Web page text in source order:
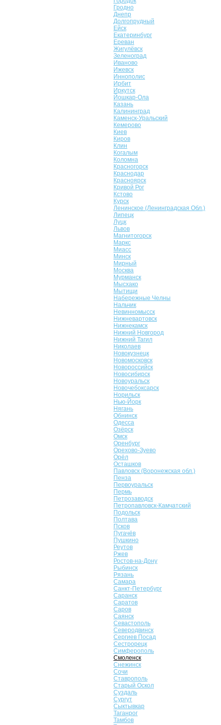
Гродно
Днепр
Долгопрудный
Ейск
Екатеринбург
Ереван
Жигулёвск
Зеленоград
Иваново
Ижевск
Иннополис
Ирбит
Иркутск
Йошкар-Ола
Казань
Калининград
Каменск-Уральский
Кемерово
Киев
Киров
Клин
Когалым
Коломна
Красногорск
Краснодар
Красноярск
Кривой Рог
Кстово
Курск
Ленинское (Ленинградская Обл.)
Липецк
Луцк
Львов
Магнитогорск
Маркс
Миасс
Минск
Мирный
Москва
Мурманск
Мысхако
Мытищи
Набережные Челны
Нальчик
Невинномысск
Нижневартовск
Нижнекамск
Нижний Новгород
Нижний Тагил
Николаев
Новокузнецк
Новомосковск
Новороссийск
Новосибирск
Новоуральск
Новочебоксарск
Норильск
Нью-Йорк
Нягань
Обнинск
Одесса
Озёрск
Омск
Оренбург
Орехово-Зуево
Орёл
Осташков
Павловск (Воронежская обл.)
Пенза
Первоуральск
Пермь
Петрозаводск
Петропавловск-Камчатский
Подольск
Полтава
Псков
Пугачёв
Пушкино
Реутов
Ржев
Ростов-на-Дону
Рыбинск
Рязань
Самара
Санкт-Петербург
Саранск
Саратов
Саров
Саянск
Севастополь
Северодвинск
Сергиев Посад
Сестрорецк
Симферополь
Смоленск
Снежинск
Сочи
Ставрополь
Старый Оскол
Суздаль
Сургут
Сыктывкар
Таганрог
Тамбов